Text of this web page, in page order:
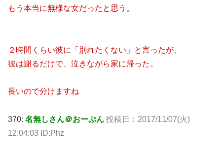
もう本当に無様な女だったと思う。
２時間くらい彼に「別れたくない」と言ったが、
彼は謝るだけで、泣きながら家に帰った。
長いので分けますね
370: 名無しさん＠おーぷん 投稿日：2017/11/07(火)
12:04:03 ID:Phz